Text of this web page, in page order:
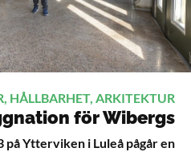
HÅLLBARHET, ARKITEKTUR
för Wibergs
på Ytterviken i Luleå pågår en